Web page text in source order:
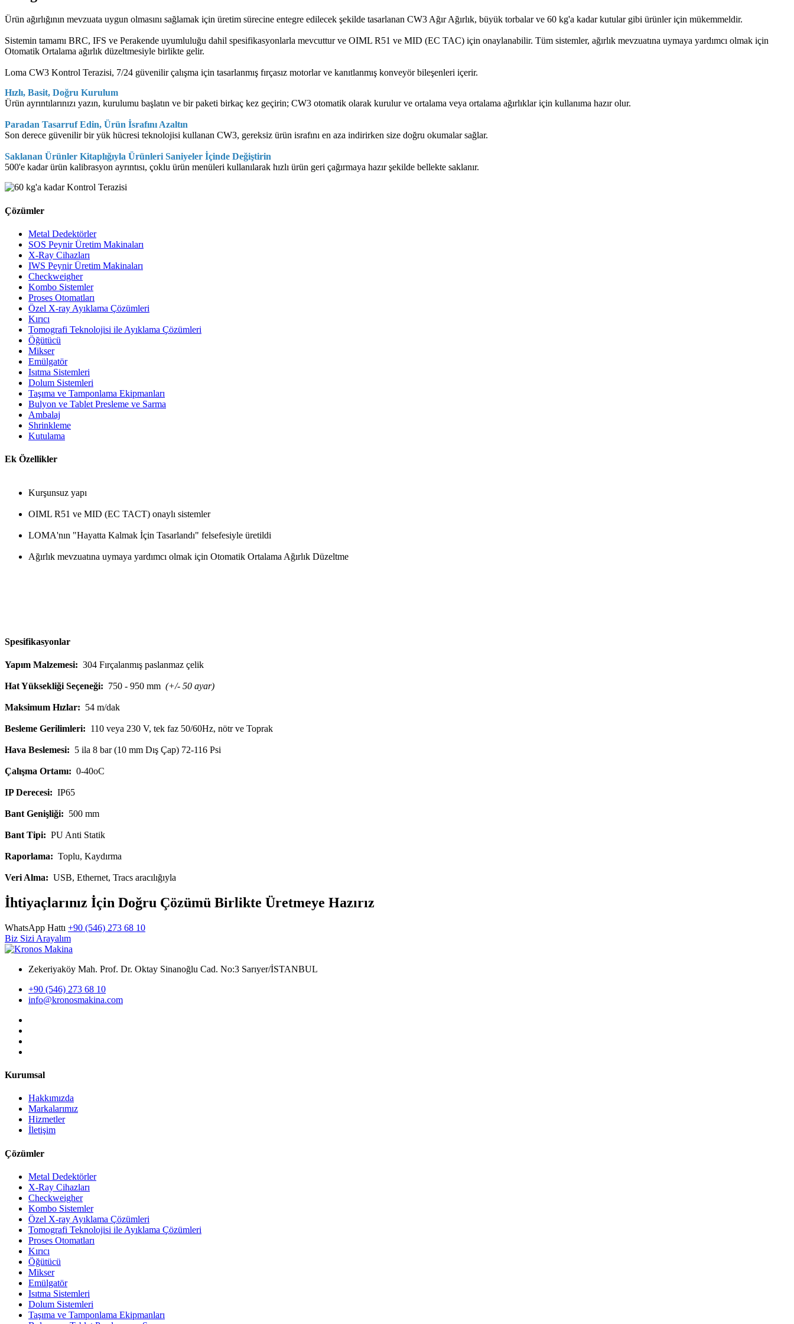
Ürün ağırlığının mevzuata uygun olmasını sağlamak için üretim sürecine entegre edilecek şekilde tasarlanan CW3 Ağır Ağırlık, büyük torbalar ve 60 kg'a kadar kutular gibi ürünler için mükemmeldir.
Sistemin tamamı BRC, IFS ve Perakende uyumluluğu dahil spesifikasyonlarla mevcuttur ve OIML R51 ve MID (EC TAC) için onaylanabilir. Tüm sistemler, ağırlık mevzuatına uymaya yardımcı olmak için
Otomatik Ortalama ağırlık düzeltmesiyle birlikte gelir.
Loma CW3 Kontrol Terazisi, 7/24 güvenilir çalışma için tasarlanmış fırçasız motorlar ve kanıtlanmış konveyör bileşenleri içerir.
Hızlı, Basit, Doğru Kurulum
Ürün ayrıntılarınızı yazın, kurulumu başlatın ve bir paketi birkaç kez geçirin; CW3 otomatik olarak kurulur ve ortalama veya ortalama ağırlıklar için kullanıma hazır olur.
Paradan Tasarruf Edin, Ürün İsrafını Azaltın
Son derece güvenilir bir yük hücresi teknolojisi kullanan CW3, gereksiz ürün israfını en aza indirirken size doğru okumalar sağlar.
Saklanan Ürünler Kitaplığıyla Ürünleri Saniyeler İçinde Değiştirin
500'e kadar ürün kalibrasyon ayrıntısı, çoklu ürün menüleri kullanılarak hızlı ürün geri çağırmaya hazır şekilde bellekte saklanır.
Çözümler
Metal Dedektörler
SOS Peynir Üretim Makinaları
X-Ray Cihazları
IWS Peynir Üretim Makinaları
Checkweigher
Kombo Sistemler
Proses Otomatları
Özel X-ray Ayıklama Çözümleri
Kırıcı
Tomografi Teknolojisi ile Ayıklama Çözümleri
Öğütücü
Mikser
Emülgatör
Isıtma Sistemleri
Dolum Sistemleri
Taşıma ve Tamponlama Ekipmanları
Bulyon ve Tablet Presleme ve Sarma
Ambalaj
Shrinkleme
Kutulama
Ek Özellikler
Kurşunsuz yapı
OIML R51 ve MID (EC TACT) onaylı sistemler
LOMA'nın "Hayatta Kalmak İçin Tasarlandı" felsefesiyle üretildi
Ağırlık mevzuatına uymaya yardımcı olmak için Otomatik Ortalama Ağırlık Düzeltme
Spesifikasyonlar
Yapım Malzemesi: 304 Fırçalanmış paslanmaz çelik
Hat Yüksekliği Seçeneği: 750 - 950 mm (+/- 50 ayar)
Maksimum Hızlar: 54 m/dak
Besleme Gerilimleri: 110 veya 230 V, tek faz 50/60Hz, nötr ve Toprak
Hava Beslemesi: 5 ila 8 bar (10 mm Dış Çap) 72-116 Psi
Çalışma Ortamı: 0-40oC
IP Derecesi: IP65
Bant Genişliği: 500 mm
Bant Tipi: PU Anti Statik
Raporlama: Toplu, Kaydırma
Veri Alma: USB, Ethernet, Tracs aracılığıyla
İhtiyaçlarınız İçin Doğru Çözümü Birlikte Üretmeye Hazırız
WhatsApp Hattı +90 (546) 273 68 10
Biz Sizi Arayalım
Zekeriyaköy Mah. Prof. Dr. Oktay Sinanoğlu Cad. No:3 Sarıyer/İSTANBUL
+90 (546) 273 68 10
info@kronosmakina.com
Kurumsal
Hakkımızda
Markalarımız
Hizmetler
İletişim
Çözümler
Metal Dedektörler
X-Ray Cihazları
Checkweigher
Kombo Sistemler
Özel X-ray Ayıklama Çözümleri
Tomografi Teknolojisi ile Ayıklama Çözümleri
Proses Otomatları
Kırıcı
Öğütücü
Mikser
Emülgatör
Isıtma Sistemleri
Dolum Sistemleri
Taşıma ve Tamponlama Ekipmanları